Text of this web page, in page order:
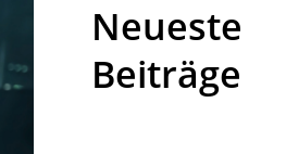
Neueste
Beiträge